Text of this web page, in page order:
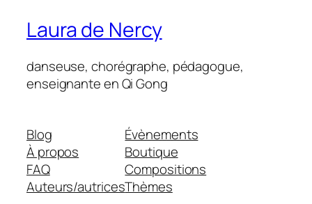
Laura de Nercy
danseuse, chorégraphe, pédagogue,
enseignante en Qi Gong
Blog
À propos
FAQ
Auteurs/autrices
Évènements
Boutique
Compositions
Thèmes